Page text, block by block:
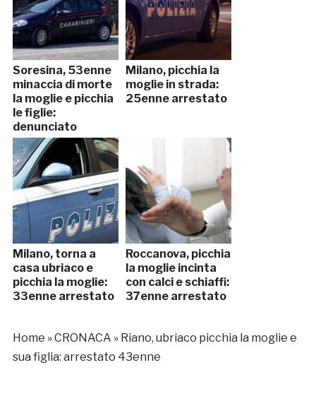
Soresina, 53enne
minaccia di morte
la moglie e picchia
le figlie:
denunciato
Milano, picchia la
moglie in strada:
25enne arrestato
Milano, torna a
casa ubriaco e
picchia la moglie:
33enne arrestato
Roccanova, picchia
la moglie incinta
con calci e schiaffi:
37enne arrestato
Home »CRONACA » Riano, ubriaco picchia la moglie e
sua figlia: arrestato 43enne